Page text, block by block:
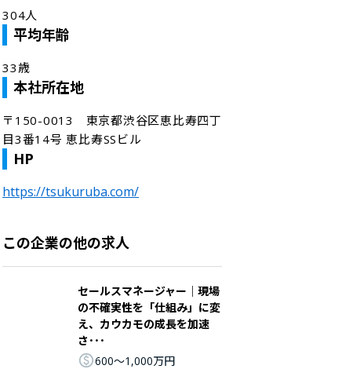
304人
平均年齢
33歳
本社所在地
〒150-0013　東京都渋谷区恵比寿四丁
目3番14号 恵比寿SSビル
HP
https://tsukuruba.com/
この企業の他の求人
セールスマネージャー｜現場
の不確実性を「仕組み」に変
え、カウカモの成長を加速
さ･･･
600〜1,000万円